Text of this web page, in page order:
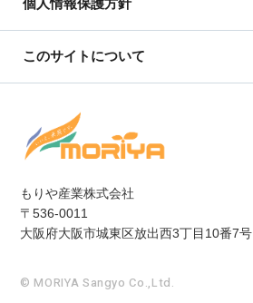
もりや産業株式会社
〒536-0011
大阪府大阪市城東区放出西3丁目10番7号
このサイトについて
© MORIYA Sangyo Co.,Ltd.